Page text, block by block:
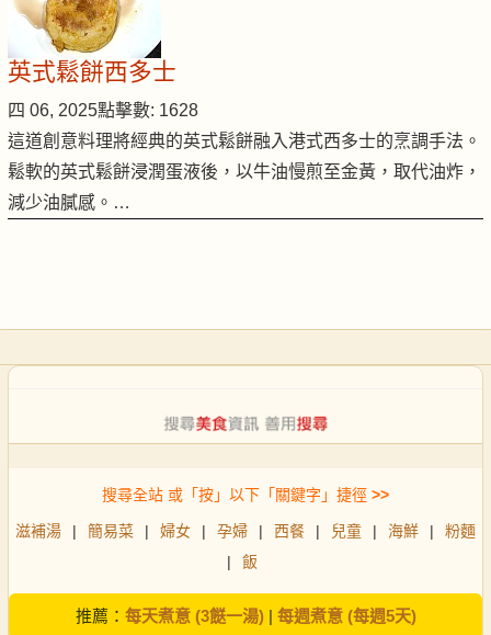
英式鬆餅西多士
四 06, 2025點擊數: 1628
這道創意料理將經典的英式鬆餅融入港式西多士的烹調手法。
鬆軟的英式鬆餅浸潤蛋液後，以牛油慢煎至金黃，取代油炸，
減少油膩感。…
搜尋全站 或「按」以下「關鍵字」捷徑 >>
滋補湯 | 簡易菜 | 婦女 | 孕婦 | 西餐 | 兒童 | 海鮮 |
粉麵
|
飯
推薦： 每天煮意 (3餸一湯)| 每週煮意 (每週5天)